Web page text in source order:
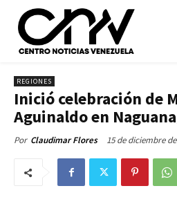
REGIONES
Inició celebración de
Aguinaldo en
Por Claudimar Flores 15 de diciembre